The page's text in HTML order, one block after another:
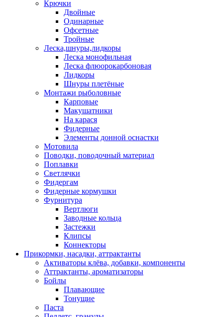
Крючки
Двойные
Одинарные
Офсетные
Тройные
Леска,шнуры,лидкоры
Леска монофильная
Леска флюорокарбоновая
Лидкоры
Шнуры плетёные
Монтажи рыболовные
Карповые
Макушатники
На карася
Фидерные
Элементы донной оснастки
Мотовила
Поводки, поводочный материал
Поплавки
Светлячки
Фидергам
Фидерные кормушки
Фурнитура
Вертлюги
Заводные кольца
Застежки
Клипсы
Коннекторы
Прикормки, насадки, аттрактанты
Активаторы клёва, добавки, компоненты
Аттрактанты, ароматизаторы
Бойлы
Плавающие
Тонущие
Паста